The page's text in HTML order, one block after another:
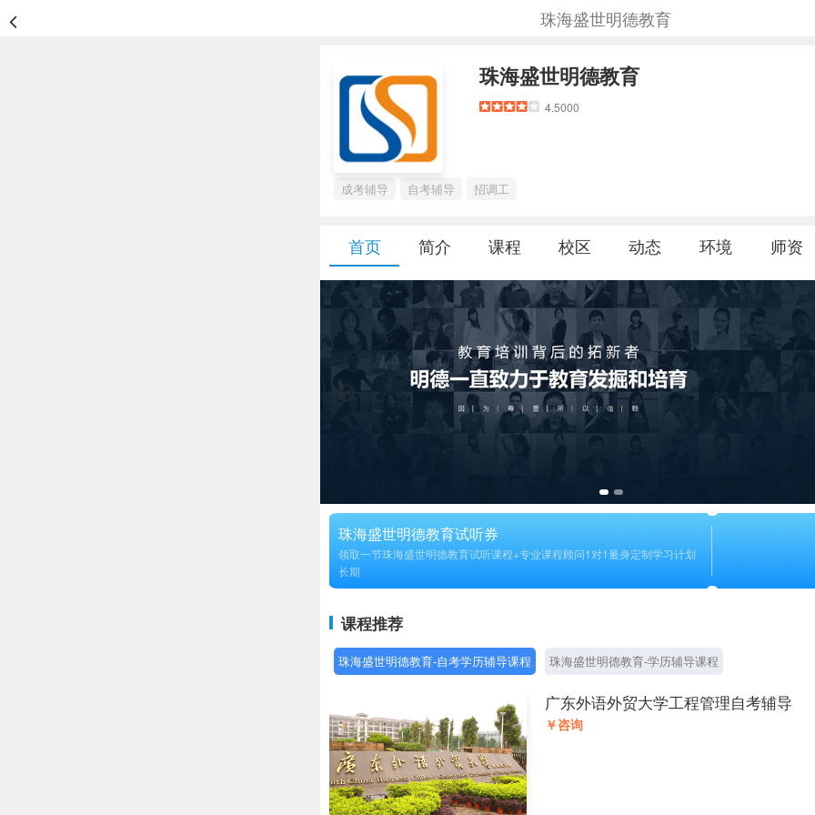
珠海盛世明德教育
珠海盛世明德教育
4.5000
成考辅导 自考辅导 招调工
首页 简介 课程 校区 动态 环境 师资
珠海盛世明德教育试听券
领取一节珠海盛世明德教育试听课程+专业课程顾问1对1量身定制学习计划
长期
课程推荐
珠海盛世明德教育-自考学历辅导课程 珠海盛世明德教育-学历辅导课程
广东外语外贸大学工程管理自考辅导
￥咨询